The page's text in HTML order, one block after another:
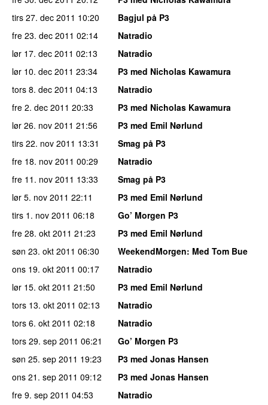
tirs 27. dec 2011 10:20
Bagjul på P3
fre 23. dec 2011 02:14
Natradio
lør 17. dec 2011 02:13
Natradio
lør 10. dec 2011 23:34
P3 med Nicholas Kawamura
tors 8. dec 2011 04:13
Natradio
fre 2. dec 2011 20:33
P3 med Nicholas Kawamura
lør 26. nov 2011 21:56
P3 med Emil Nørlund
tirs 22. nov 2011 13:31
Smag på P3
fre 18. nov 2011 00:29
Natradio
fre 11. nov 2011 13:33
Smag på P3
lør 5. nov 2011 22:11
P3 med Emil Nørlund
tirs 1. nov 2011 06:18
Go’ Morgen P3
fre 28. okt 2011 21:23
P3 med Emil Nørlund
søn 23. okt 2011 06:30 WeekendMorgen: Med Tom Bue
ons 19. okt 2011 00:17
Natradio
lør 15. okt 2011 21:50
P3 med Emil Nørlund
tors 13. okt 2011 02:13
Natradio
tors 6. okt 2011 02:18
Natradio
tors 29. sep 2011 06:21
Go’ Morgen P3
søn 25. sep 2011 19:23
P3 med Jonas Hansen
ons 21. sep 2011 09:12
P3 med Jonas Hansen
fre 9. sep 2011 04:53
Natradio